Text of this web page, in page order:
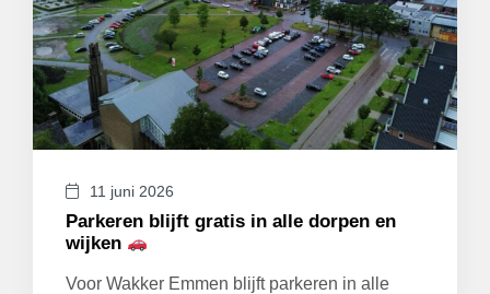
11 juni 2026
Parkeren blijft gratis in alle dorpen en
wijken
Voor Wakker Emmen blijft parkeren in alle